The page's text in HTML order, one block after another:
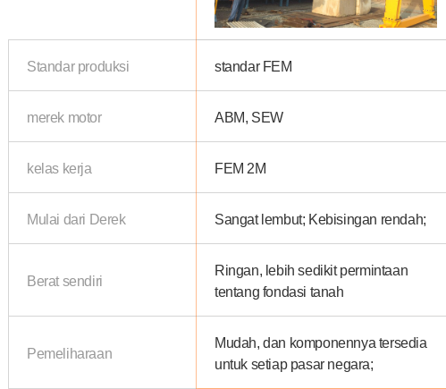
Standar produksi standar FEM
merek motor ABM, SEW
kelas kerja FEM 2M
Mulai dari Derek Sangat lembut; Kebisingan rendah;
Berat sendiri
Ringan, lebih sedikit permintaan
tentang fondasi tanah
Pemeliharaan
Mudah, dan komponennya tersedia
untuk setiap pasar negara;